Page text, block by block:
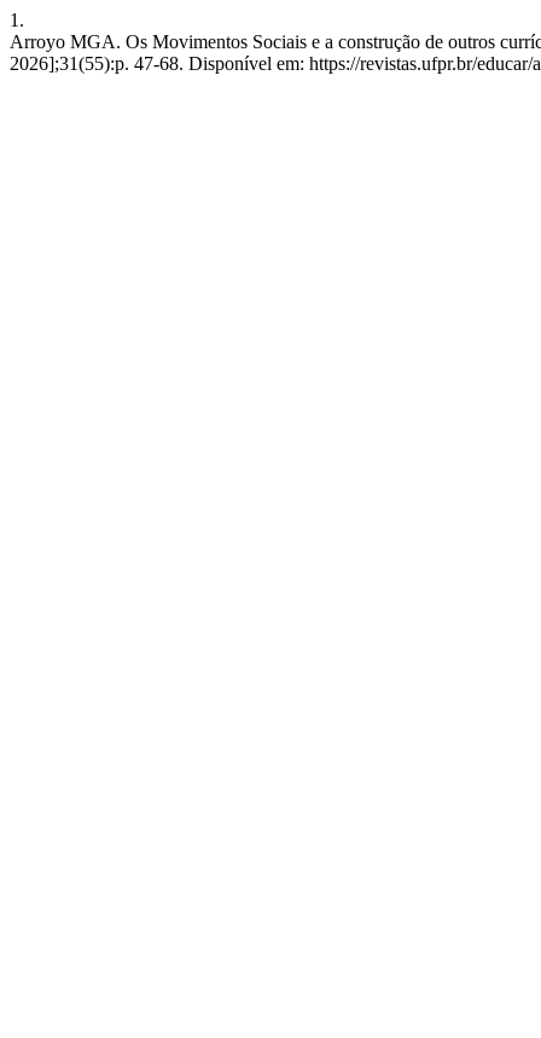
1.
Arroyo MGA. Os Movimentos Sociais e a construção de outros
2026];31(55):p. 47-68. Disponível em: https://revistas.ufpr.br/